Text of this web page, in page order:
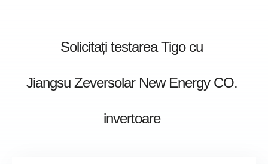
Solicitați testarea Tigo cu
Jiangsu Zeversolar New Energy CO.
invertoare